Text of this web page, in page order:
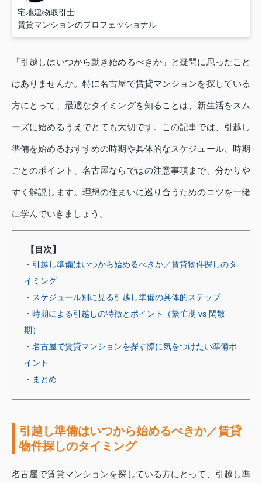
宅地建物取引士
賃貸マンションのプロフェッショナル
「引越しはいつから動き始めるべきか」と疑問に思ったこと
はありませんか。特に名古屋で賃貸マンションを探している
方にとって、最適なタイミングを知ることは、新生活をスム
ーズに始めるうえでとても大切です。この記事では、引越し
準備を始めるおすすめの時期や具体的なスケジュール、時期
ごとのポイント、名古屋ならではの注意事項まで、分かりや
すく解説します。理想の住まいに巡り合うためのコツを一緒
に学んでいきましょう。
【目次】
・引越し準備はいつから始めるべきか／賃貸物件探しのタ
イミング
・スケジュール別に見る引越し準備の具体的ステップ
・時期による引越しの特徴とポイント（繁忙期 vs 閑散
期）
・名古屋で賃貸マンションを探す際に気をつけたい準備ポ
イント
・まとめ
引越し準備はいつから始めるべきか／賃貸
物件探しのタイミング
名古屋で賃貸マンションを探している方にとって、引越し準